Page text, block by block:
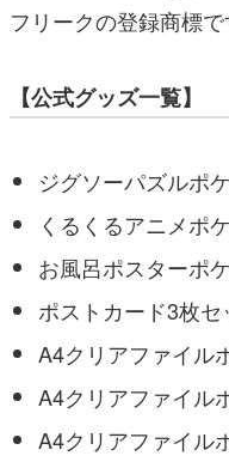
フリークの登録商標で
【公式グッズ一覧】
ジグソーパズルポ
くるくるアニメポ
お風呂ポスターポ
ポストカード3枚
A4クリアファイル
A4クリアファイル
A4クリアファイル